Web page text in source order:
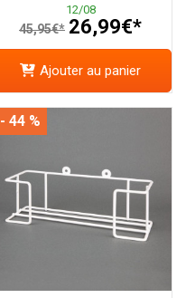
12/08
45,95€* 26,99€*
Ajouter au panier
- 44 %